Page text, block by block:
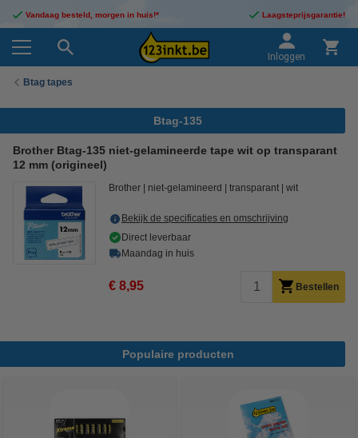
Vandaag besteld, morgen in huis!* Laagsteprijsgarantie!
Inloggen
Btag tapes
Btag-135
Brother Btag-135 niet-gelamineerde tape wit op transparant
12 mm (origineel)
Brother niet-gelamineerd transparant wit
Bekijk de specificaties en omschrijving
Direct leverbaar
Maandag in huis
€ 8,95 Bestellen
Populaire producten